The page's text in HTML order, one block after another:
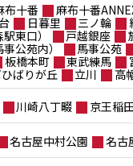
布十番 麻布十番
日暮里 三ノ輪
東口）
戸越銀座
事公苑内）
馬事公苑
板橋本町 東武練馬
ばりが丘
立川 高
川崎八丁畷 京王稲
名古屋中村公園 名古